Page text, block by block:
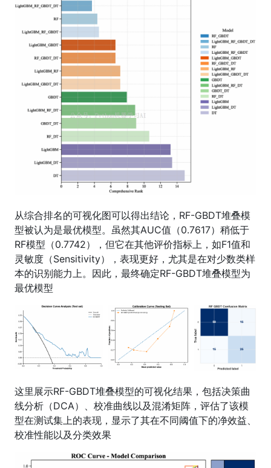
从综合排名的可视化图可以得出结论，RF-GBDT堆叠模
型被认为是最优模型。虽然其AUC值（0.7617）稍低于
RF模型（0.7742），但它在其他评价指标上，如F1值和
灵敏度（Sensitivity），表现更好，尤其是在对少数类样
本的识别能力上。因此，最终确定RF-GBDT堆叠模型为
最优模型
这里展示RF-GBDT堆叠模型的可视化结果，包括决策曲
线分析（DCA）、校准曲线以及混淆矩阵，评估了该模
型在测试集上的表现，显示了其在不同阈值下的净效益、
校准性能以及分类效果